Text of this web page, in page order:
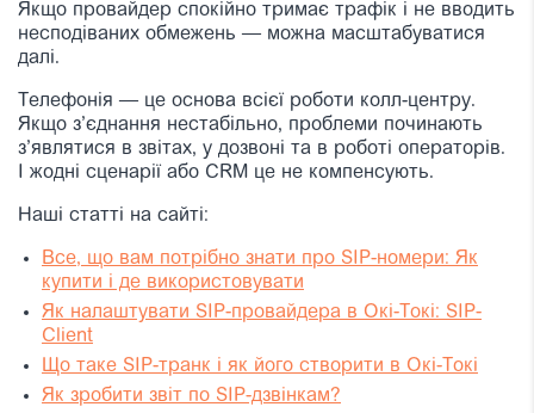
Якщо провайдер спокійно тримає трафік і не вводить
несподіваних обмежень — можна масштабуватися
далі.
Телефонія — це основа всієї роботи колл-центру.
Якщо з’єднання нестабільно, проблеми починають
з’являтися в звітах, у дозвоні та в роботі операторів.
І жодні сценарії або CRM це не компенсують.
Наші статті на сайті:
Все, що вам потрібно знати про SIP-номери: Як
купити і де використовувати
Як налаштувати SIP-провайдера в Окі-Токі: SIP-
Client
Що таке SIP-транк і як його створити в Окі-Токі
Як зробити звіт по SIP-дзвінкам?